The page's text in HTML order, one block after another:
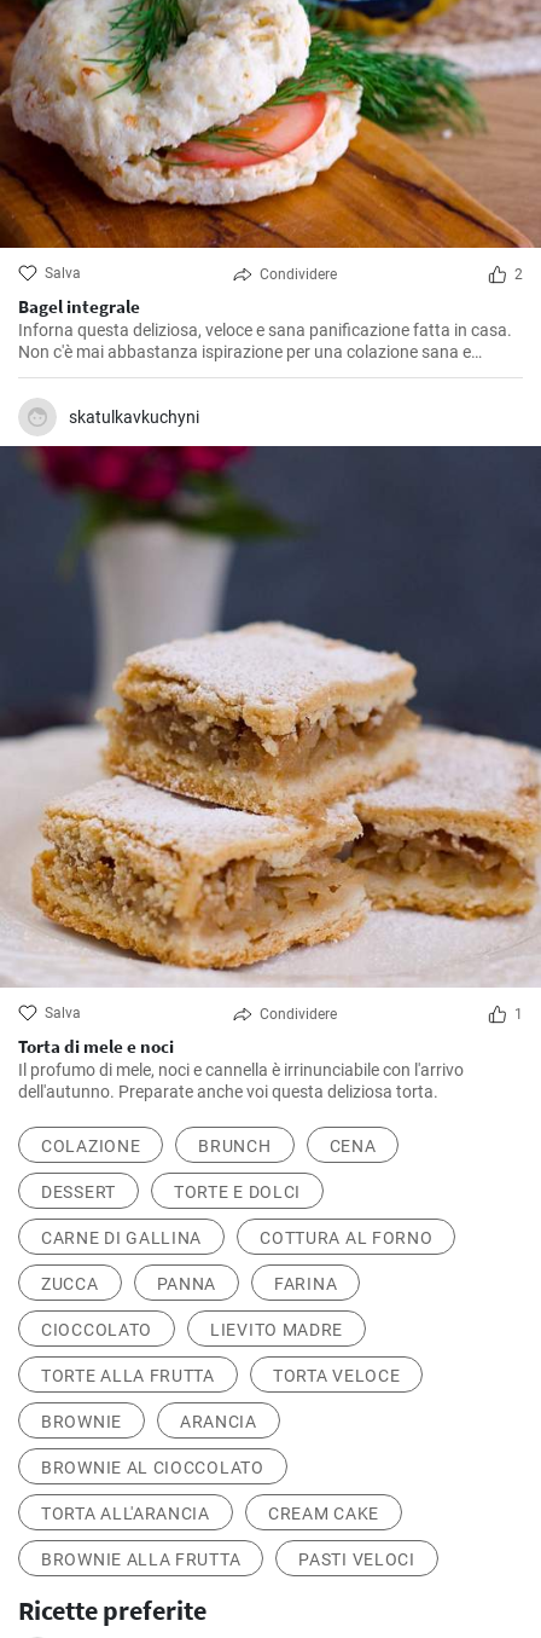
Salva Condividere 2
Bagel integrale
Inforna questa deliziosa, veloce e sana panificazione fatta in casa.
Non c'è mai abbastanza ispirazione per una colazione sana e
gustosa.
skatulkavkuchyni
Salva Condividere 1
Torta di mele e noci
Il profumo di mele, noci e cannella è irrinunciabile con l'arrivo
dell'autunno. Preparate anche voi questa deliziosa torta.
COLAZIONE BRUNCH CENA
DESSERT TORTE E DOLCI
CARNE DI GALLINA COTTURA AL FORNO
ZUCCA PANNA FARINA
CIOCCOLATO LIEVITO MADRE
TORTE ALLA FRUTTA TORTA VELOCE
BROWNIE ARANCIA
BROWNIE AL CIOCCOLATO
TORTA ALL'ARANCIA CREAM CAKE
BROWNIE ALLA FRUTTA PASTI VELOCI
Ricette preferite